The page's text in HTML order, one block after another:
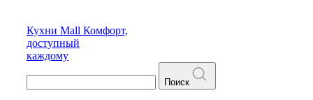
Кухни Mall Комфорт,
доступный
каждому
Поиск